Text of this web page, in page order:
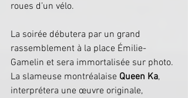
roues d’un vélo.
La soirée débutera par un grand
rassemblement à la place Émilie-
Gamelin et sera immortalisée sur photo.
La slameuse montréalaise Queen Ka,
interprétera une œuvre originale,